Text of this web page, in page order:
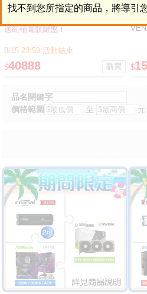
Intel Core Ultra 7 265K+索泰 RTX
TESORO 羅貝拉劍RGB 紅軸電競
送紅軸電競鍵盤！
8/15 23:59 活動結束
$40888
i3-
M-
$
品名關鍵字
價格範圍
至 元
找不到您所指定的商品，將導引